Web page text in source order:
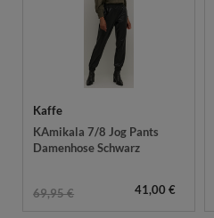
Kaffe
KAmikala 7/8 Jog Pants
Damenhose Schwarz
69,95 € 41,00 €